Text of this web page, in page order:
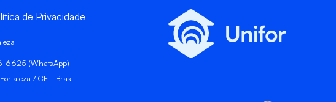
de Privacidade
6625 (WhatsApp)
/ CE - Brasil